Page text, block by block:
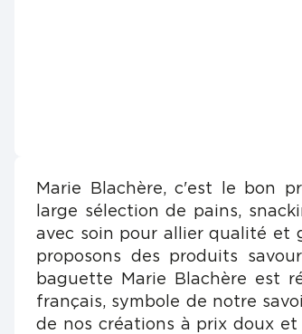
Marie Blachère, c'est le bon
large sélection de pains,
avec soin pour allier qualité et
proposons des produits
baguette Marie Blachère est
français, symbole de notre
de nos créations à prix doux